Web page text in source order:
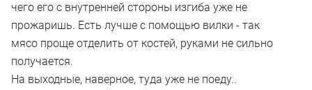
чего его с внутренней стороны изгиба уже не
прожаришь. Есть лучше с помощью вилки - так
мясо проще отделить от костей, руками не сильно
получается.
На выходные, наверное, туда уже не поеду..